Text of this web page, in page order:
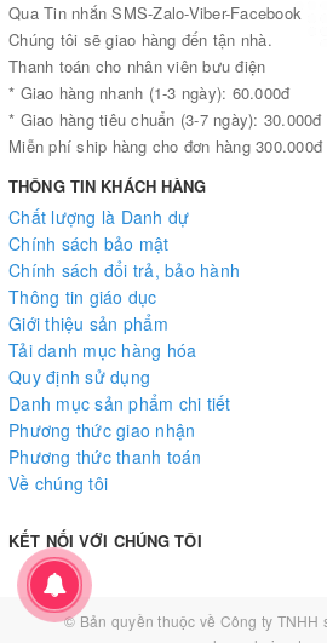
Qua Tin nhắn SMS-Zalo-Viber-Facebook
Chúng tôi sẽ giao hàng đến tận nhà.
Thanh toán cho nhân viên bưu điện
* Giao hàng nhanh (1-3 ngày): 60.000đ
* Giao hàng tiêu chuẩn (3-7 ngày): 30.000đ
Miễn phí ship hàng cho đơn hàng 300.000đ
THÔNG TIN KHÁCH HÀNG
Chất lượng là Danh dự
Chính sách bảo mật
Chính sách đổi trả, bảo hành
Thông tin giáo dục
Giới thiệu sản phẩm
Tải danh mục hàng hóa
Quy định sử dụng
Danh mục sản phẩm chi tiết
Phương thức giao nhận
Phương thức thanh toán
Về chúng tôi
KẾT NỐI VỚI CHÚNG TÔI
© Bản quyền thuộc về Công ty TNHH